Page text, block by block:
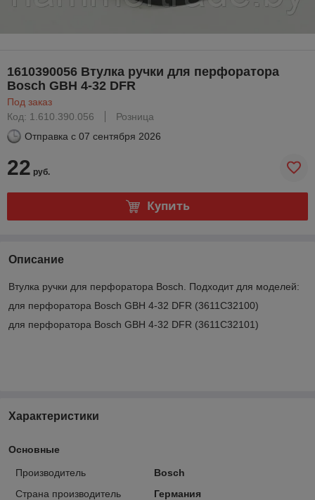
1610390056 Втулка ручки для перфоратора
Bosch GBH 4-32 DFR
Под заказ
Код: 1.610.390.056
Розница
Отправка с 07 сентября 2026
22 руб.
Купить
Описание
Втулка ручки для перфоратора Bosch. Подходит для моделей:
для перфоратора Bosch GBH 4-32 DFR (3611C32100)
для перфоратора Bosch GBH 4-32 DFR (3611C32101)
Характеристики
Основные
Производитель
Bosch
Страна производитель
Германия